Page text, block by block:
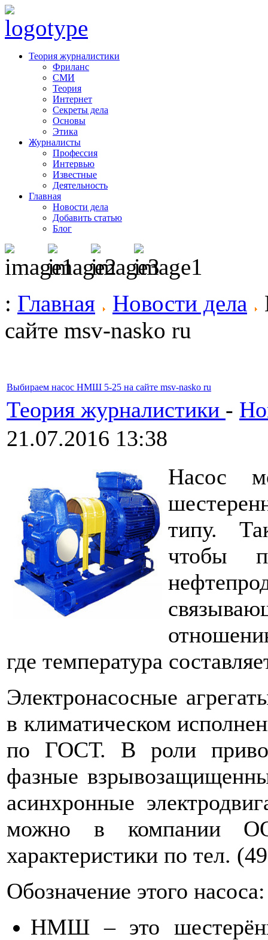
Теория журналистики
Фриланс
СМИ
Теория
Интернет
Секреты дела
Основы
Этика
Журналисты
Профессия
Интервью
Известные
Деятельность
Главная
Новости дела
Добавить статью
Блог
: Главная Новости дела
сайте msv-nasko ru
Выбираем насос НМШ 5-25 на сайте msv-nasko ru
Теория журналистики -
21.07.2016 13:38
Насос
типу.
чтобы
где температура
Электронасосные
в климатическом
по ГОСТ. В роли
фазные
асинхронные
можно в компании
характеристики по тел.
Обозначение этого насоса:
НМШ – это